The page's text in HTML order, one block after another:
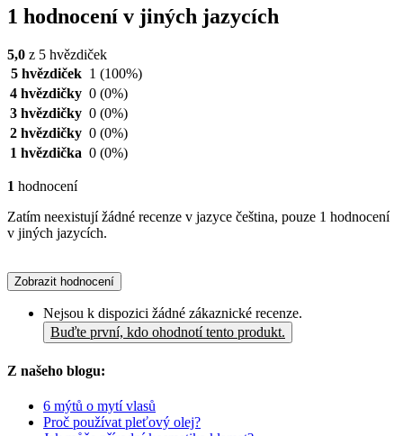
1 hodnocení v jiných jazycích
5,0 z 5 hvězdiček
5 hvězdiček 1 (100%)
4 hvězdičky 0 (0%)
3 hvězdičky 0 (0%)
2 hvězdičky 0 (0%)
1 hvězdička 0 (0%)
1 hodnocení
Zatím neexistují žádné recenze v jazyce čeština, pouze 1 hodnocení
v jiných jazycích.
Zobrazit hodnocení
Nejsou k dispozici žádné zákaznické recenze.
Buďte první, kdo ohodnotí tento produkt.
Z našeho blogu:
6 mýtů o mytí vlasů
Proč používat pleťový olej?